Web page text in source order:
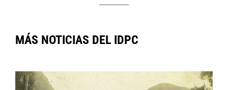
MÁS NOTICIAS DEL IDPC